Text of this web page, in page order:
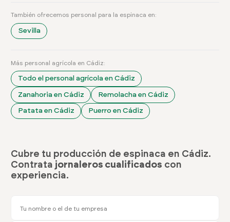
También ofrecemos personal para la espinaca en:
Sevilla
Más personal agrícola en Cádiz:
Todo el personal agrícola en Cádiz
Zanahoria en Cádiz Remolacha en Cádiz
Patata en Cádiz Puerro en Cádiz
Cubre tu producción de espinaca en Cádiz.
Contrata jornaleros cualificados con
experiencia.